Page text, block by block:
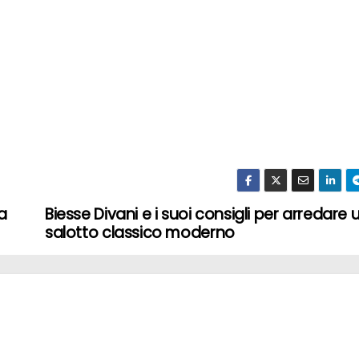
Biesse Divani e i suoi consigli per arredare
salotto classico moderno